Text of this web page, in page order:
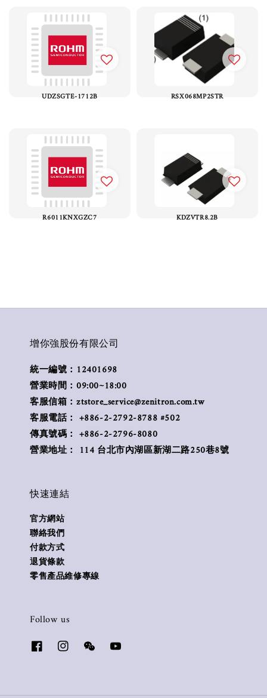
UDZSGTE-1712B RSX068MP2STR
R6011KNXGZC7 KDZVTR8.2B
增你強股份有限公司
統一編號：12401698
營業時間：09:00~18:00
客服信箱：ztstore_service@zenitron.com.tw
客服電話： +886-2-2792-8788 #502
傳真號碼： +886-2-2796-8080
營業地址： 114 台北市內湖區新湖二路250巷8號
快速連結
官方網站
聯絡我們
付款方式
退貨條款
零售產品維修專線
Follow us